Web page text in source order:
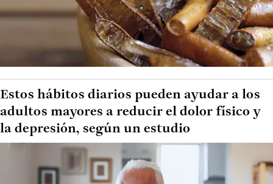
Estos hábitos diarios pueden ayudar a los
adultos mayores a reducir el dolor físico y
la depresión, según un estudio